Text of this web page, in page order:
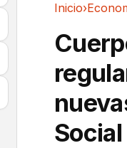
Inicio›
Social